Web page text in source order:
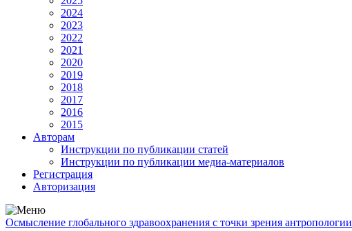
2024
2023
2022
2021
2020
2019
2018
2017
2016
2015
Авторам
Инструкции по публикации статей
Инструкции по публикации медиа-материалов
Регистрация
Авторизация
Осмысление глобального здравоохранения с точки зрения антропологии